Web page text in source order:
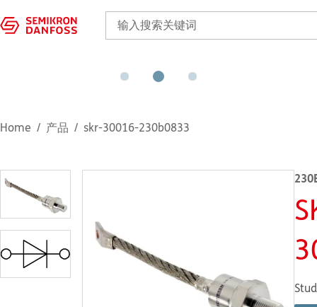
Home 产品 skr-30016-230b0833